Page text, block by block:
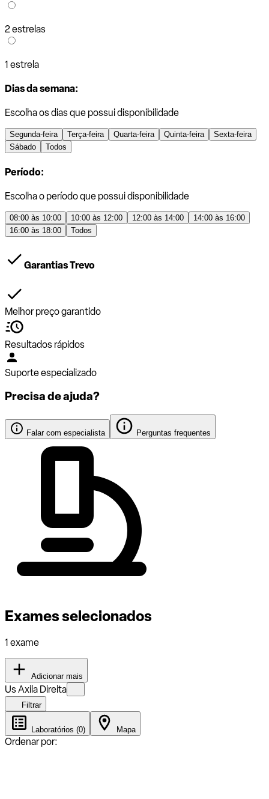
2 estrelas
1 estrela
Dias da semana:
Escolha os dias que possui disponibilidade
Segunda-feira Terça-feira Quarta-feira Quinta-feira
Sexta-feira
Sábado
Todos
Período:
Escolha o período que possui disponibilidade
08:00 às 10:00 10:00 às 12:00 12:00 às 14:00
14:00 às 16:00
16:00 às 18:00
Todos
Garantias Trevo
Melhor preço garantido
Resultados rápidos
Suporte especializado
Precisa de ajuda?
Falar com especialista Perguntas frequentes
Exames selecionados
1 exame
Adicionar mais
Us Axila Direita
Filtrar
Laboratórios (0) Mapa
Ordenar por: